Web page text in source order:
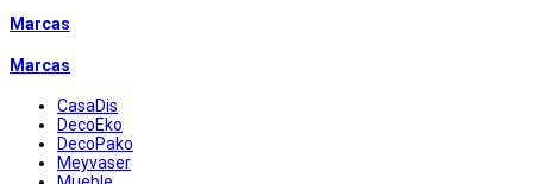
Marcas
Marcas
CasaDis
DecoEko
DecoPako
Meyvaser